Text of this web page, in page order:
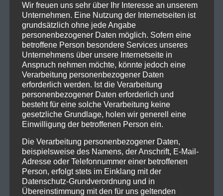
Wir freuen uns sehr über Ihr Interesse an unserem
Unternehmen. Eine Nutzung der Internetseiten ist
grundsätzlich ohne jede Angabe
personenbezogener Daten möglich. Sofern eine
betroffene Person besondere Services unseres
Unternehmens über unsere Internetseite in
Anspruch nehmen möchte, könnte jedoch eine
Verarbeitung personenbezogener Daten
erforderlich werden. Ist die Verarbeitung
personenbezogener Daten erforderlich und
besteht für eine solche Verarbeitung keine
gesetzliche Grundlage, holen wir generell eine
Einwilligung der betroffenen Person ein.
Die Verarbeitung personenbezogener Daten,
beispielsweise des Namens, der Anschrift, E-Mail-
Adresse oder Telefonnummer einer betroffenen
Person, erfolgt stets im Einklang mit der
Datenschutz-Grundverordnung und in
Übereinstimmung mit den für uns geltenden